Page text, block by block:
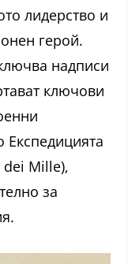
лидерство и
герой.
надписи
ключови
dei Mille),
за